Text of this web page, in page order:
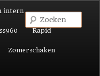
intern
Rapid
Zomerschaken